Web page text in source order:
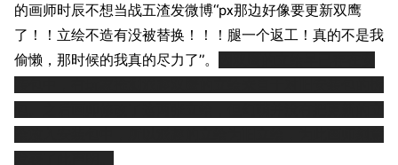
的画师时辰不想当战五渣发微博“px那边好像要更新双鹰
了！！立绘不造有没被替换！！！腿一个返工！真的不是我
偷懒，那时候的我真的尽力了”。